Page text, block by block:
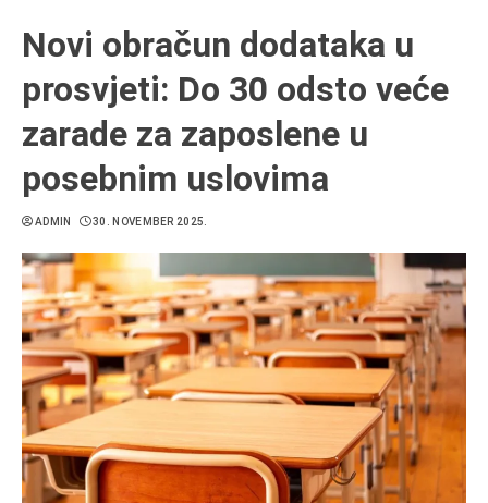
Novi obračun dodataka u
prosvjeti: Do 30 odsto veće
zarade za zaposlene u
posebnim uslovima
ADMIN 30. NOVEMBER 2025.